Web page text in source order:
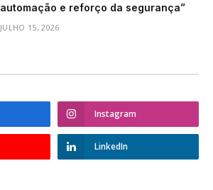
automação e reforço da segurança”
JULHO 15, 2026
Instagram
LinkedIn